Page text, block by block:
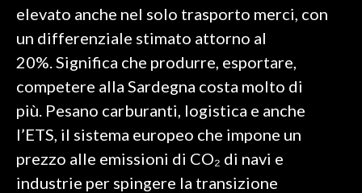
CULTURA
GOSSIP
SALUTE
SARDEGNA TURISMO
elevato anche nel solo trasporto merci, con
un differenziale stimato attorno al
20%. Significa che produrre, esportare,
competere alla Sardegna costa molto di
più. Pesano carburanti, logistica e anche
l’ETS, il sistema europeo che impone un
prezzo alle emissioni di CO₂ di navi e
industrie per spingere la transizione